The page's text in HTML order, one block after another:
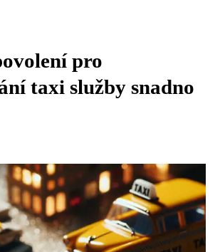
pro
taxi služby snadno